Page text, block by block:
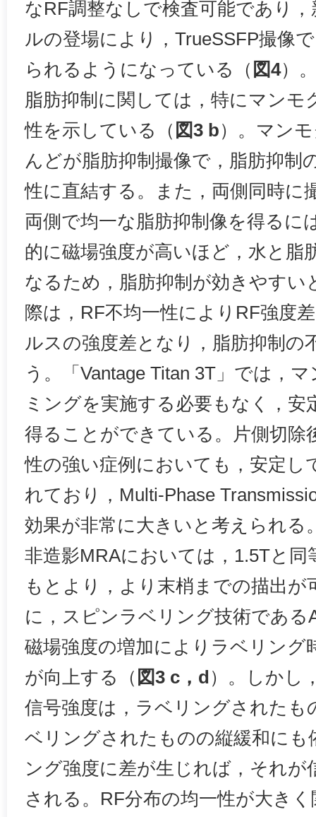
なRF調整なしで検査可能であり
ルの登場により，TrueSSFP撮像
られるようになっている（ 図4）
脂肪抑制に関しては，特にマンモ
性を示している（ 図3 b）。マン
んどが脂肪抑制撮像で，脂肪抑制
性に直結する。また，両側同時に
両側で均一な脂肪抑制像を得るに
的に磁場強度が高いほど，水と脂
なるため，脂肪抑制が効きやすい
際は，RF不均一性によりRF強度
ルスの強度差となり，脂肪抑制の
う。「Vantage Titan 3T」では，
ミングを実施する必要もなく，安
得ることができている。片側切除
性の強い症例においても，安定し
れており，Multi-Phase
効果が非常に大きいと考えられる
非造影MRAにおいては，1.5Tと
もとより，より末梢までの描出が
に，スピンラベリング技術である
磁場強度の増加によりラベリング
が向上する（ 図3 c，d ）。しかし
信号強度は，ラベリングされたも
ベリングされたものの縦緩和にも
ング強度に差が生じれば，それが
される。RF分布の均一性が大き